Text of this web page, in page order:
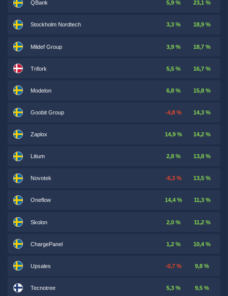
QBank 5,9 % 23,1 %
Stockholm Nordtech 3,3 % 18,9 %
Mildef Group 3,9 % 18,7 %
Trifork 5,5 % 16,7 %
Modelon 6,8 % 15,8 %
Goobit Group -4,8 % 14,3 %
Zaplox 14,9 % 14,2 %
Litium 2,8 % 13,8 %
Novotek -6,3 % 13,5 %
Oneflow 14,4 % 11,3 %
Skolon 2,0 % 11,2 %
ChargePanel 1,2 % 10,4 %
Upsales -0,7 % 9,8 %
Tecnotree 5,3 % 9,5 %